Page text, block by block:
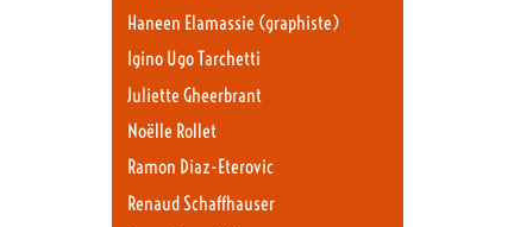
Haneen Elamassie (graphiste)
Igino Ugo Tarchetti
Juliette Gheerbrant
Noëlle Rollet
Ramon Diaz-Eterovic
Renaud Schaffhauser